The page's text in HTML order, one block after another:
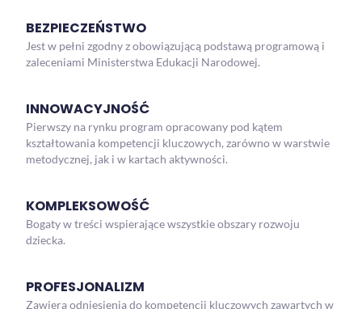
BEZPIECZEŃSTWO
Jest w pełni zgodny z obowiązującą podstawą programową i
zaleceniami Ministerstwa Edukacji Narodowej.
INNOWACYJNOŚĆ
Pierwszy na rynku program opracowany pod kątem
kształtowania kompetencji kluczowych, zarówno w warstwie
metodycznej, jak i w kartach aktywności.
KOMPLEKSOWOŚĆ
Bogaty w treści wspierające wszystkie obszary rozwoju
dziecka.
PROFESJONALIZM
Zawiera odniesienia do kompetencji kluczowych zawartych w